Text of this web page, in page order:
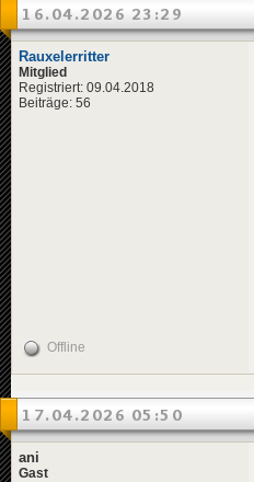
16.04.2026 23:29
Rauxelerritter
Mitglied
Registriert: 09.04.2018
Beiträge: 56
Offline
17.04.2026 05:50
ani
Gast